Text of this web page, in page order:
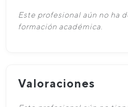
Este profesional aún no ha
formación académica.
Valoraciones